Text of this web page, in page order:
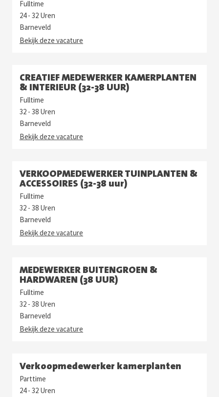
Fulltime
24 - 32 Uren
Barneveld
Bekijk deze vacature
CREATIEF MEDEWERKER KAMERPLANTEN
& INTERIEUR (32-38 UUR)
Fulltime
32 - 38 Uren
Barneveld
Bekijk deze vacature
VERKOOPMEDEWERKER TUINPLANTEN &
ACCESSOIRES (32-38 uur)
Fulltime
32 - 38 Uren
Barneveld
Bekijk deze vacature
MEDEWERKER BUITENGROEN &
HARDWAREN (38 UUR)
Fulltime
32 - 38 Uren
Barneveld
Bekijk deze vacature
Verkoopmedewerker kamerplanten
Parttime
24 - 32 Uren